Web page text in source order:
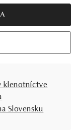
klenotníctve
Slovensku